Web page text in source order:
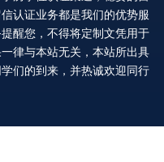
认证业务都是我们的优势服
醒您，不得将定制文凭用于
律与本站无关，本站所出具
们的到来，并热诚欢迎同行